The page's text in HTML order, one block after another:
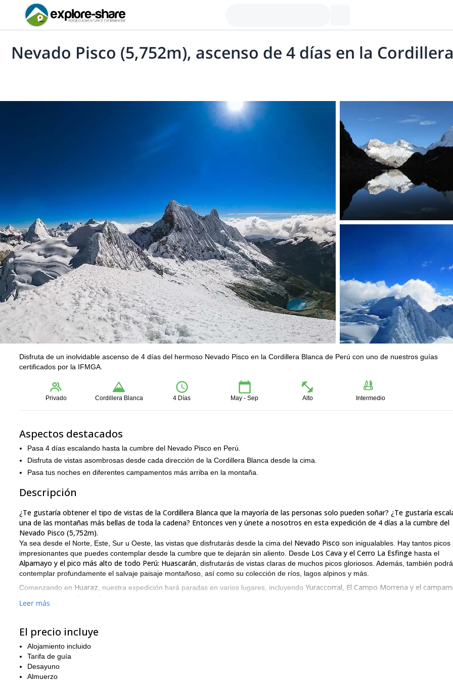
Nevado Pisco (5,752m), ascenso de 4 días en la
Disfruta de un inolvidable ascenso de 4 días del hermoso Nevado Pisco en la Cordillera Blanca de Perú con uno de nuestros guías
certificados por la IFMGA.
Privado Cordillera Blanca 4 Días May - Sep Alto Intermedio
Aspectos destacados
Pasa 4 días escalando hasta la cumbre del Nevado Pisco en Perú.
Disfruta de vistas asombrosas desde cada dirección de la Cordillera Blanca desde la cima.
Pasa tus noches en diferentes campamentos más arriba en la montaña.
Descripción
¿Te gustaría obtener el tipo de vistas de la Cordillera Blanca que la mayoría de las personas solo pueden soñar? ¿Te gustaría
una de las montañas más bellas de toda la cadena? Entonces ven y únete a nosotros en esta expedición de 4 días a la cumbre del
Nevado Pisco (5,752m).
Ya sea desde el Norte, Este, Sur u Oeste, las vistas que disfrutarás desde la cima del Nevado Pisco son inigualables. Hay tantos picos
impresionantes que puedes contemplar desde la cumbre que te dejarán sin aliento. Desde Los Cava y el Cerro La Esfinge hasta el
Alpamayo y el pico más alto de todo Perú: Huascarán , disfrutarás de vistas claras de muchos picos gloriosos. Además, también
contemplar profundamente el salvaje paisaje montañoso, así como su colección de ríos, lagos alpinos y más.
Comenzando en Huaraz , nuestra expedición hará paradas en varios lugares, incluyendo Yuraccorral, El Campo Morrena y el
Es una experiencia maravillosa escalar un pico de más de 5,000 metros en la Cordillera Blanca. Será un placer para nosotros guiarte
esa experiencia. Para unirte a nosotros, por favor envía una solicitud.
También ofrecemos una versión más corta,
Leer más
El precio incluye
Alojamiento incluido
Tarifa de guía
Desayuno
Almuerzo